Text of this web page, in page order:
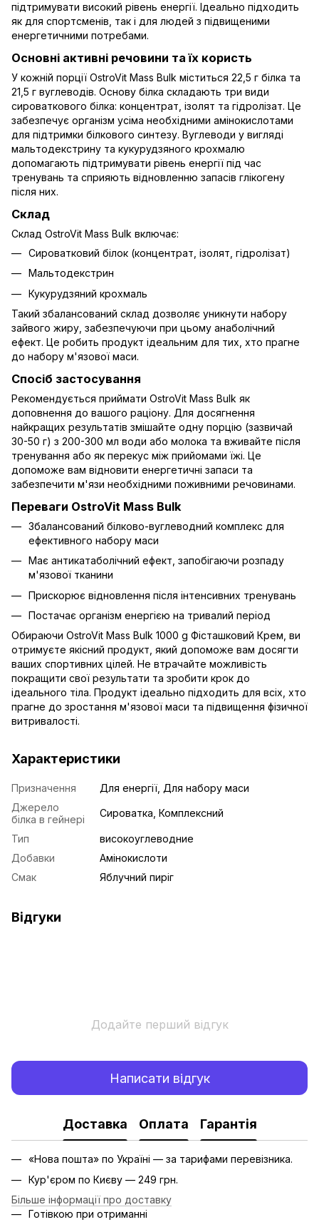
підтримувати високий рівень енергії. Ідеально підходить
як для спортсменів, так і для людей з підвищеними
енергетичними потребами.
Основні активні речовини та їх користь
У кожній порції OstroVit Mass Bulk міститься 22,5 г білка та
21,5 г вуглеводів. Основу білка складають три види
сироваткового білка: концентрат, ізолят та гідролізат. Це
забезпечує організм усіма необхідними амінокислотами
для підтримки білкового синтезу. Вуглеводи у вигляді
мальтодекстрину та кукурудзяного крохмалю
допомагають підтримувати рівень енергії під час
тренувань та сприяють відновленню запасів глікогену
після них.
Склад
Склад OstroVit Mass Bulk включає:
Сироватковий білок (концентрат, ізолят, гідролізат)
Мальтодекстрин
Кукурудзяний крохмаль
Такий збалансований склад дозволяє уникнути набору
зайвого жиру, забезпечуючи при цьому анаболічний
ефект. Це робить продукт ідеальним для тих, хто прагне
до набору м'язової маси.
Спосіб застосування
Рекомендується приймати OstroVit Mass Bulk як
доповнення до вашого раціону. Для досягнення
найкращих результатів змішайте одну порцію (зазвичай
30-50 г) з 200-300 мл води або молока та вживайте після
тренування або як перекус між прийомами їжі. Це
допоможе вам відновити енергетичні запаси та
забезпечити м'язи необхідними поживними речовинами.
Переваги OstroVit Mass Bulk
Збалансований білково-вуглеводний комплекс для
ефективного набору маси
Має антикатаболічний ефект, запобігаючи розпаду
м'язової тканини
Прискорює відновлення після інтенсивних тренувань
Постачає організм енергією на тривалий період
Обираючи OstroVit Mass Bulk 1000 g Фісташковий Крем, ви
отримуєте якісний продукт, який допоможе вам досягти
ваших спортивних цілей. Не втрачайте можливість
покращити свої результати та зробити крок до
ідеального тіла. Продукт ідеально підходить для всіх, хто
прагне до зростання м'язової маси та підвищення фізичної
витривалості.
Характеристики
Призначення
Для енергії, Для набору маси
Джерело
білка в гейнері
Сироватка, Комплексний
Тип
високоуглеводние
Добавки
Амінокислоти
Смак
Яблучний пиріг
Відгуки
Додайте перший відгук
Написати відгук
Доставка Оплата Гарантія
«Нова пошта» по Україні — за тарифами перевізника.
Кур'єром по Києву — 249 грн.
Більше інформації про доставку
Готівкою при отриманні